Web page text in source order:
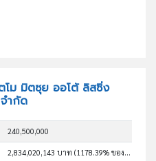
โม มิตซุย ออโต้ ลิสซิ่ง
ำกัด
240,500,000
2,834,020,143 บาท (1178.39% ของทุน)